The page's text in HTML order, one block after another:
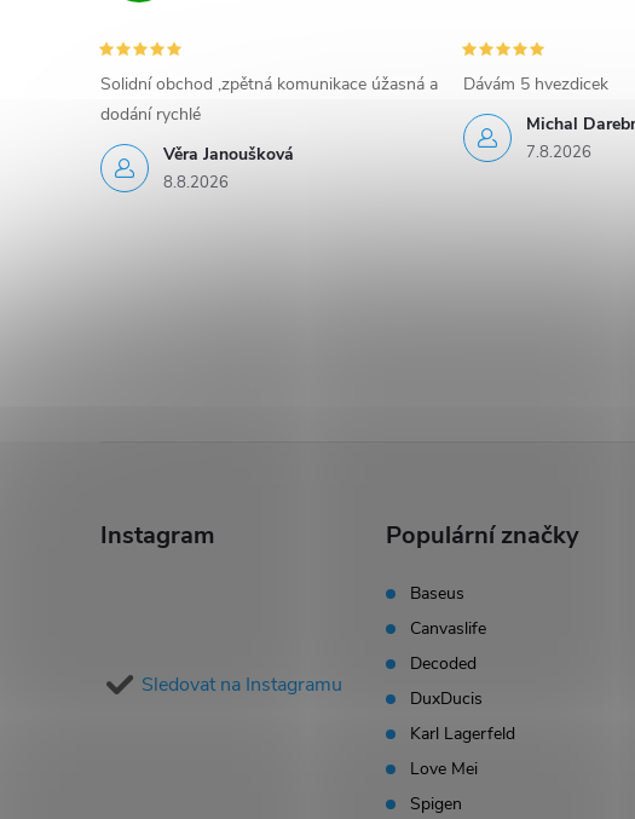
Věra Janoušková
8.8.2026
Solidní obchod ,zpětná komunikace úžasná a
dodání rychlé
Michal
7.8.2026
Dávám 5 hvezdicek
Instagram
Sledovat na Instagramu
Populární značky
Baseus
Canvaslife
Decoded
DuxDucis
Karl Lagerfeld
Love Mei
Spigen